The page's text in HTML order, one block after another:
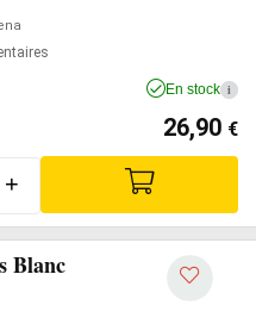
En stock i
26,90 €
+
Blanc